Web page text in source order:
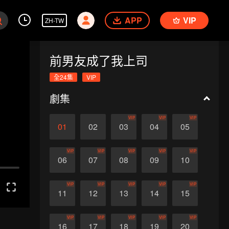
ZH-TW APP VIP
前男友成了我上司
全24集 VIP
劇集
01 02 03
VIP
04
VIP
05
VIP
06
VIP
07
VIP
08
VIP
09
VIP
10
VIP
11
VIP
12
VIP
13
VIP
14
VIP
15
VIP
16
VIP
17
VIP
18
VIP
19
VIP
20
VIP